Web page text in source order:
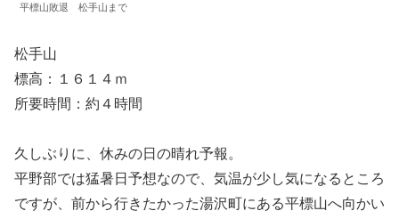
平標山敗退 松手山まで
松手山
標高：１６１４ｍ
所要時間：約４時間
久しぶりに、休みの日の晴れ予報。
平野部では猛暑日予想なので、気温が少し気になるところ
ですが、前から行きたかった湯沢町にある平標山へ向かい